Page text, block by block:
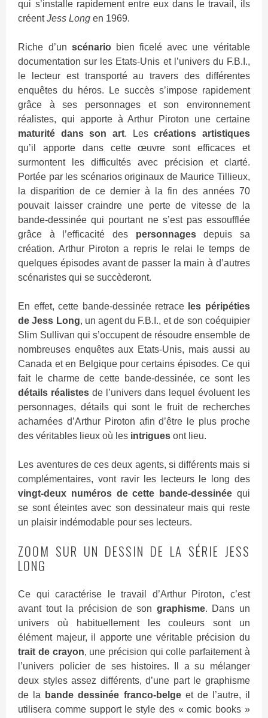
qui s’installe rapidement entre eux dans le travail, ils
créentJess Long en 1969.
Riche d’un scénariobien ficelé avec une véritable
documentation sur les Etats-Unis et l’univers du F.B.I.,
le lecteur est transporté au travers des différentes
enquêtes du héros. Le succès s’impose rapidement
grâce à ses personnages et son environnement
réalistes, qui apporte à Arthur Piroton une certaine
maturité dans son art. Lescréations artistiques
qu’il apporte dans cette œuvre sont efficaces et
surmontent les difficultés avec précision et clarté.
Portée par les scénarios originaux de Maurice Tillieux,
la disparition de ce dernier à la fin des années 70
pouvait laisser craindre une perte de vitesse de la
bande-dessinée qui pourtant ne s’est pas essoufflée
grâce à l’efficacité des personnagesdepuis sa
création. Arthur Piroton a repris le relai le temps de
quelques épisodes avant de passer la main à d’autres
scénaristes qui se succèderont.
En effet, cette bande-dessinée retrace les péripéties
de Jess Long, un agent du F.B.I., et de son coéquipier
Slim Sullivan qui s’occupent de résoudre ensemble de
nombreuses enquêtes aux Etats-Unis, mais aussi au
Canada et en Belgique pour certains épisodes. Ce qui
fait le charme de cette bande-dessinée, ce sont les
détails réalistes de l’univers dans lequel évoluent les
personnages, détails qui sont le fruit de recherches
acharnées d’Arthur Piroton afin d’être le plus proche
des véritables lieux où les intrigues ont lieu.
Les aventures de ces deux agents, si différents mais si
complémentaires, vont ravir les lecteurs le long des
vingt-deux numéros de cette bande-dessinée qui
se sont éteintes avec son dessinateur mais qui reste
un plaisir indémodable pour ses lecteurs.
ZOOM SUR UN DESSIN DE LA SÉRIE JESS
LONG
Ce qui caractérise le travail d’Arthur Piroton, c’est
avant tout la précision de son graphisme. Dans un
univers où habituellement les couleurs sont un
élément majeur, il apporte une véritable précision du
trait de crayon, une précision qui colle parfaitement à
l’univers policier de ses histoires. Il a su mélanger
deux styles assez différents, d’une part le graphisme
de la bande dessinée franco-belge et de l’autre, il
utilisera comme support le style des « comic books »